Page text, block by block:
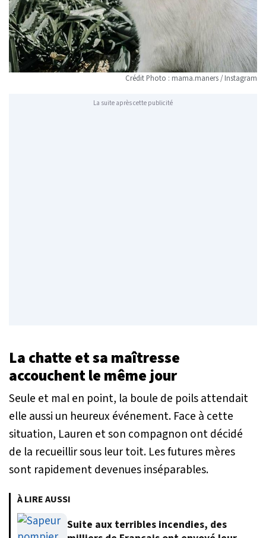
Crédit Photo : mama.maners / Instagram
La suite après cette publicité
La chatte et sa maîtresse
accouchent le même jour
Seule et mal en point, la boule de poils attendait
elle aussi un heureux événement. Face à cette
situation, Lauren et son compagnon ont décidé
de la recueillir sous leur toit. Les futures mères
sont rapidement devenues inséparables.
À LIRE AUSSI
Suite aux terribles incendies, des